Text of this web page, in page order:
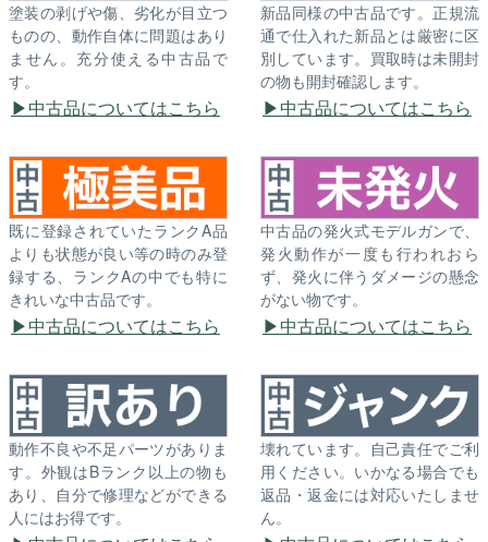
塗装の剥げや傷、劣化が目立つ
ものの、動作自体に問題はあり
ません。充分使える中古品で
す。
中古品についてはこちら
新品同様の中古品です。正規流
通で仕入れた新品とは厳密に区
別しています。買取時は未開封
の物も開封確認します。
中古品についてはこちら
既に登録されていたランクA品
よりも状態が良い等の時のみ登
録する、ランクAの中でも特に
きれいな中古品です。
中古品についてはこちら
中古品の発火式モデルガンで、
発火動作が一度も行われおら
ず、発火に伴うダメージの懸念
がない物です。
中古品についてはこちら
動作不良や不足パーツがありま
す。外観はBランク以上の物も
あり、自分で修理などができる
人にはお得です。
壊れています。自己責任でご利
用ください。いかなる場合でも
返品・返金には対応いたしませ
ん。